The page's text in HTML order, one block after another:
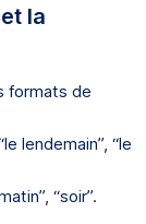
la
formats de
lendemain”, “le
“soir”.